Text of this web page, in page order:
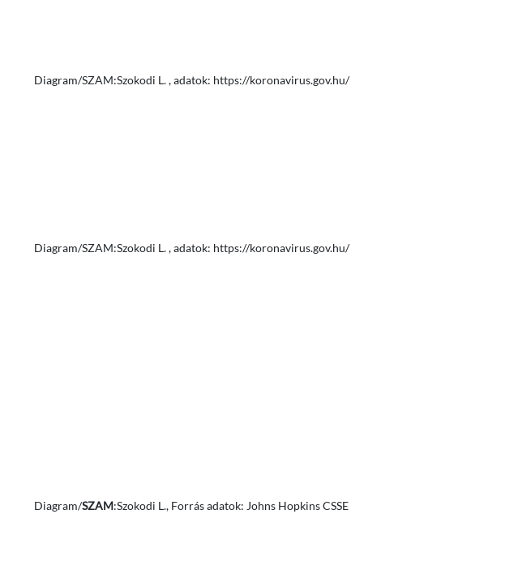
Diagram/SZAM:Szokodi L. , adatok: https://koronavirus.gov.hu/
Diagram/SZAM:Szokodi L. , adatok: https://koronavirus.gov.hu/
Diagram/SZAM:Szokodi L., Forrás adatok: Johns Hopkins CSSE